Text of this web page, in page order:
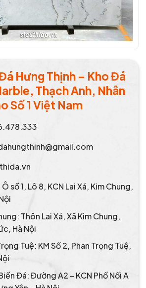
Hưng Thịnh – Kho Đá
Thạch Anh, Nhân
Số 1 Việt Nam
số 1, Lô 8, KCN Lai Xá, Kim Chung,
Thôn Lai Xá, Xã Kim Chung,
Hà Nội
Tuệ: KM Số 2, Phan Trọng Tuệ,
Đá: Đường A2 – KCN Phố Nối A